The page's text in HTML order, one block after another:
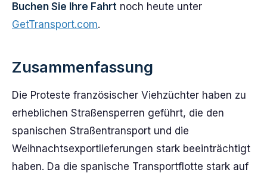
Buchen Sie Ihre Fahrt noch heute unter
GetTransport.com.
Zusammenfassung
Die Proteste französischer Viehzüchter haben zu
erheblichen Straßensperren geführt, die den
spanischen Straßentransport und die
Weihnachtsexportlieferungen stark beeinträchtigt
haben. Da die spanische Transportflotte stark auf